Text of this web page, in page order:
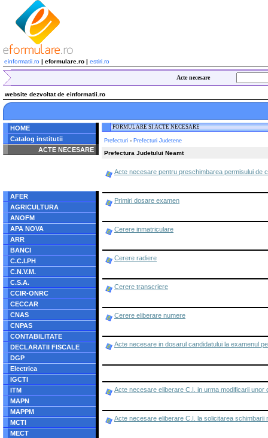
einformatii.ro | eformulare.ro | estiri.ro
Acte necesare
website dezvoltat de einformatii.ro
HOME
Catalog institutii
ACTE NECESARE
/home/eformulare.ro/public_html/navigare/stanga.php
AFER
AGRICULTURA
ANOFM
APA NOVA
ARR
BANCI
C.C.I.PH
C.N.V.M.
C.S.A.
CCIR-ONRC
CECCAR
CNAS
CNPAS
CONTABILITATE
DECLARATII FISCALE
DGP
Electrica
IGCTI
ITM
MAPN
MAPPM
MCTI
MECT
FORMULARE SI ACTE NECESARE
Prefecturi - Prefecturi Judetene
Prefectura Judetului Neamt
Acte necesare pentru preschimbarea permisului de
Primiri dosare examen
Cerere inmatriculare
Cerere radiere
Cerere transcriere
Cerere eliberare numere
Acte necesare in dosarul candidatului la examenul
Acte necesare eliberare C.I. in urma modificarii
Acte necesare eliberare C.I. la solicitarea schimbarii